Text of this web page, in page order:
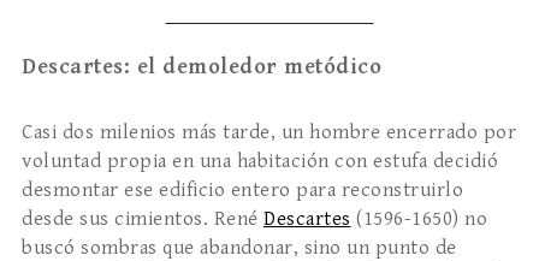
Descartes: el demoledor metódico
Casi dos milenios más tarde, un hombre encerrado por
voluntad propia en una habitación con estufa decidió
desmontar ese edificio entero para reconstruirlo
desde sus cimientos. René Descartes (1596-1650) no
buscó sombras que abandonar, sino un punto de